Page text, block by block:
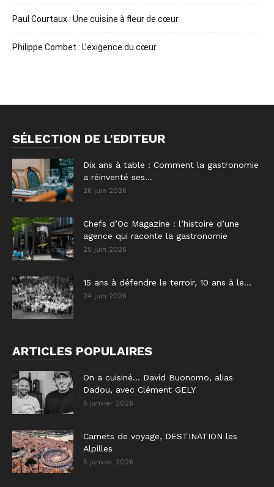
Paul Courtaux : Une cuisine à fleur de cœur
Philippe Combet : L’exigence du cœur
SÉLECTION DE L'EDITEUR
Dix ans à table : Comment la gastronomie
a réinventé ses...
26 juin 2026
Chefs d’Oc Magazine : l’histoire d’une
agence qui raconte la gastronomie
25 juin 2026
15 ans à défendre le terroir, 10 ans à le...
24 juin 2026
ARTICLES POPULAIRES
On a cuisiné… David Buonomo, alias
Dadou, avec Clément GELY
5 janvier 2026
Carnets de voyage, DESTINATION les
Alpilles
5 janvier 2026